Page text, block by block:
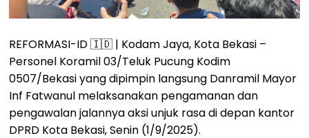
REFORMASI-ID 🇮🇩 | Kodam Jaya, Kota Bekasi –
Personel Koramil 03/Teluk Pucung Kodim
0507/Bekasi yang dipimpin langsung Danramil Mayor
Inf Fatwanul melaksanakan pengamanan dan
pengawalan jalannya aksi unjuk rasa di depan kantor
DPRD Kota Bekasi, Senin (1/9/2025).